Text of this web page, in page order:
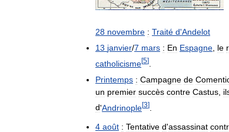
28 novembre : Traité d'Andelot
13 janvier/7 mars : En Espagne le
catholicisme[5]
Printemps : Campagne de
un premier succès contre Castus
d'Andrinople[3]
4 août : Tentative d'assassinat